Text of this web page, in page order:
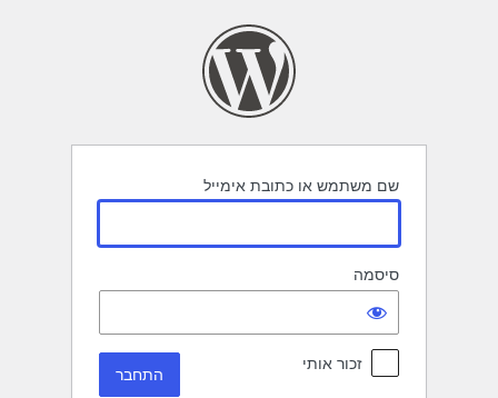
שם משתמש או כתובת אימייל
סיסמה
זכור אותי